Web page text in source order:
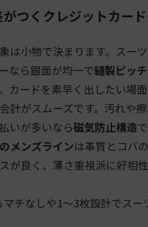
つくクレジットカー
は小物で決まります。スーツ
なら銀面が均一で縫製ピッ
カードを素早く出したい場面
計がスムーズです。汚れや
いが多いなら磁気防止構造
メンズラインは革質とコバ
が良く、薄さ重視派に好相性
マチなしや1〜3枚設計でス